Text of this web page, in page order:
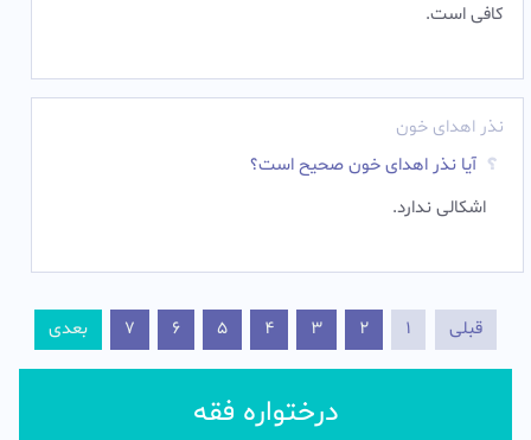
کافى است.
نذر اهدای خون
آیا نذر اهدای خون صحیح است؟
اشکالی ندارد.
قبلی 1
2
3
4
5
6
7 بعدی
درختواره فقه